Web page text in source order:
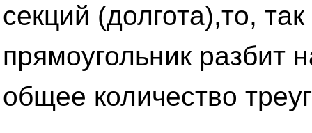
секций (долгота),то,
прямоугольник разбит
общее количество